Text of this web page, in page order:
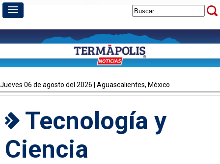
jueves 06 de agosto del 2026 | Aguascalientes, México
Tecnología y
Ciencia